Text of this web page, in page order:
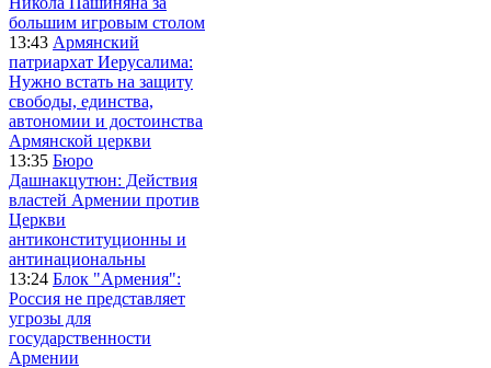
большим игровым столом
13:43 Армянский
патриархат Иерусалима:
Нужно встать на защиту
свободы, единства,
автономии и достоинства
Армянской церкви
13:35 Бюро
Дашнакцутюн: Действия
властей Армении против
Церкви
антиконституционны и
антинациональны
13:24 Блок "Армения":
Россия не представляет
угрозы для
государственности
Армении